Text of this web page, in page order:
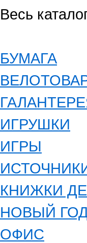
Весь
БУМАГА
ИГРУШКИ
ИГРЫ
КНИЖКИ
НОВЫЙ
ОФИС